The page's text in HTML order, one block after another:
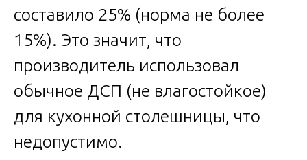
составило 25% (норма не более
15%). Это значит, что
производитель использовал
обычное ДСП (не влагостойкое)
для кухонной столешницы, что
недопустимо.